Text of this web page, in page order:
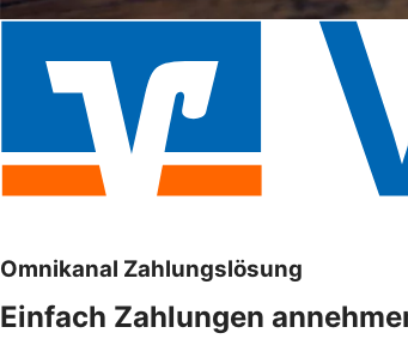
Omnikanal Zahlungslösung
Einfach Zahlungen